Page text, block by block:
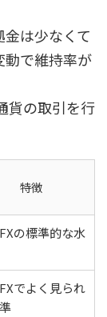
は少なくて
動で維持率が
貨の取引を行
特徴
の標準的な水
でよく見られ